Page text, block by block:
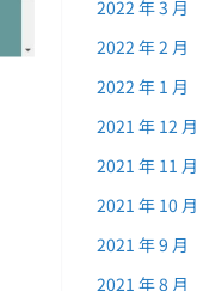
2022 年 3 月
2022 年 2 月
2022 年 1 月
2021 年 12 月
2021 年 11 月
2021 年 10 月
2021 年 9 月
2021 年 8 月